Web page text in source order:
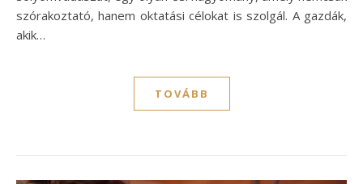
szórakoztató, hanem oktatási célokat is szolgál. A gazdák,
akik…
TOVÁBB